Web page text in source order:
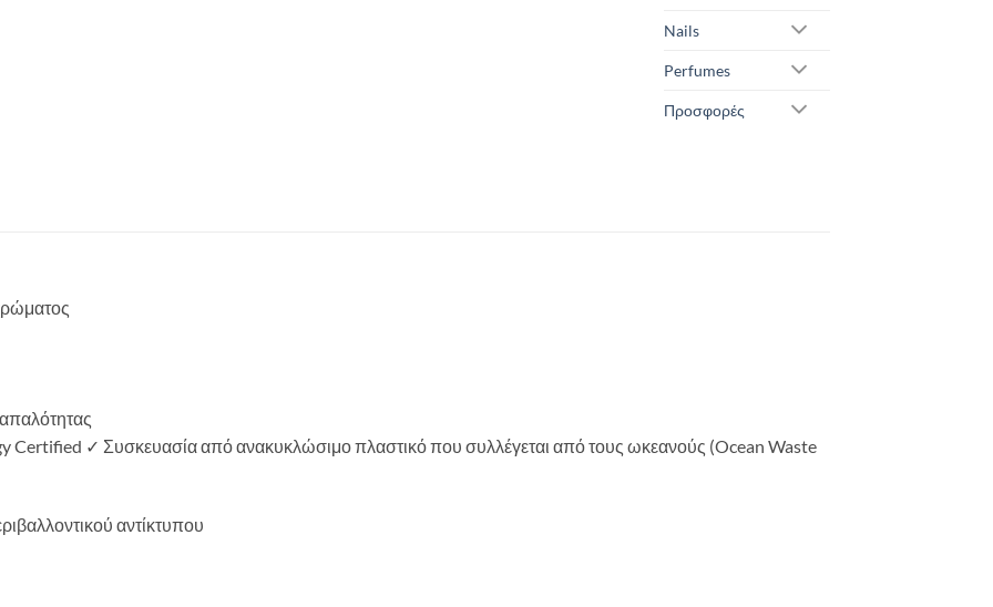
Nails
Perfumes
Προσφορές
Certified ✓ Συσκευασία από ανακυκλώσιμο πλαστικό που συλλέγεται από τους ωκεανούς (Ocean Waste
αντίκτυπου